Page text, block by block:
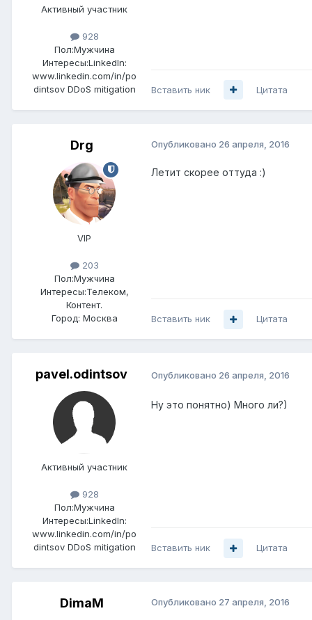
Активный участник
928
Пол:Мужчина
Интересы:LinkedIn:
www.linkedin.com/in/po
dintsov DDoS mitigation
Вставить ник Цитата
Drg
VIP
203
Пол:Мужчина
Интересы:Телеком,
Контент.
Город: Москва
Опубликовано 26 апреля, 2016
Летит скорее оттуда :)
Вставить ник Цитата
pavel.odintsov
Активный участник
928
Пол:Мужчина
Интересы:LinkedIn:
www.linkedin.com/in/po
dintsov DDoS mitigation
Опубликовано 26 апреля, 2016
Ну это понятно) Много ли?)
Вставить ник Цитата
DimaM Опубликовано 27 апреля, 2016